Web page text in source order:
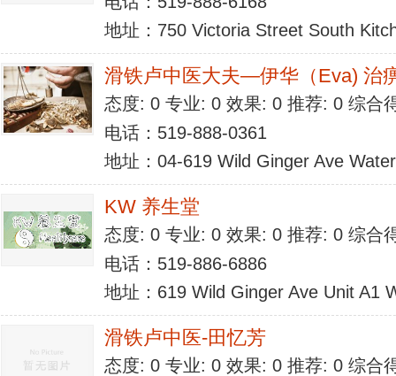
地址：750 Victoria Street South
滑铁卢中医大夫—伊华（Eva) 治
态度: 0 专业: 0 效果: 0 推荐: 0 综合
电话：519-888-0361
地址：04-619 Wild Ginger Ave
KW 养生堂
态度: 0 专业: 0 效果: 0 推荐: 0 综合
电话：519-886-6886
地址：619 Wild Ginger Ave Unit A1
滑铁卢中医-田忆芳
态度: 0 专业: 0 效果: 0 推荐: 0 综合